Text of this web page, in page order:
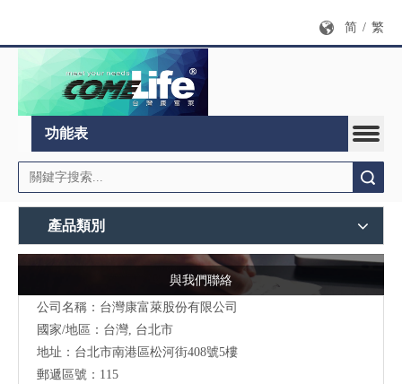
简 / 繁
功能表
產品類別
與我們聯絡
公司名稱：台灣康富萊股份有限公司
國家/地區：台灣, 台北市
地址：台北市南港區松河街408號5樓
郵遞區號：115